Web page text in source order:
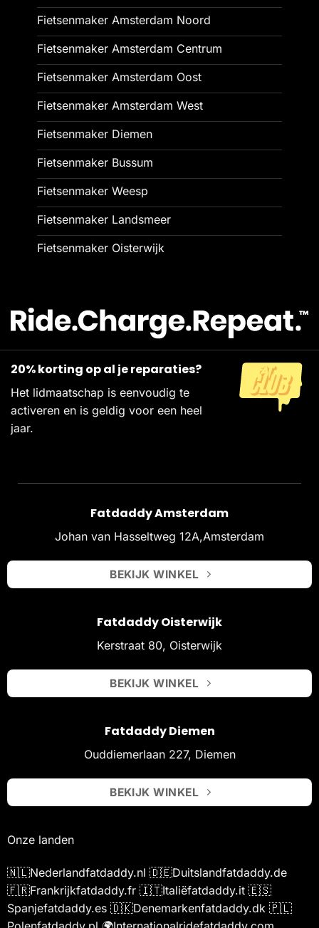
Fietsenmaker Amsterdam Noord
Fietsenmaker Amsterdam Centrum
Fietsenmaker Amsterdam Oost
Fietsenmaker Amsterdam West
Fietsenmaker Diemen
Fietsenmaker Bussum
Fietsenmaker Weesp
Fietsenmaker Landsmeer
Fietsenmaker Oisterwijk
20% korting op al je reparaties?
Het lidmaatschap is eenvoudig te
activeren en is geldig voor een heel
jaar.
Fatdaddy Amsterdam
Johan van Hasseltweg 12A,Amsterdam
BEKIJK WINKEL
Fatdaddy Oisterwijk
Kerstraat 80, Oisterwijk
BEKIJK WINKEL
Fatdaddy Diemen
Ouddiemerlaan 227, Diemen
BEKIJK WINKEL
Onze landen
🇳🇱Nederlandfatdaddy.nl 🇩🇪Duitslandfatdaddy.de
🇫🇷Frankrijkfatdaddy.fr 🇮🇹Italiëfatdaddy.it 🇪🇸
Spanjefatdaddy.es 🇩🇰Denemarkenfatdaddy.dk 🇵🇱